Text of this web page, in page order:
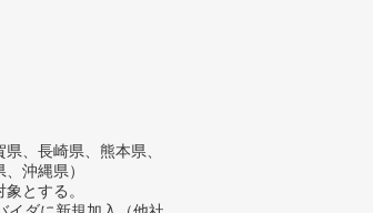
、長崎県、熊本県、
沖縄県）
とする。